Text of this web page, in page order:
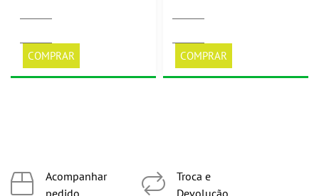
COMPRAR COMPRAR
Acompanhar
Troca e